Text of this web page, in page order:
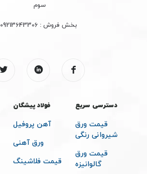
سوم
بخش فروش :09213643306
دسترسی سریع
قیمت ورق
شیروانی رنگی
قیمت ورق
گالوانیزه
فولاد پیشگان
آهن پروفیل
ورق آهنی
قیمت فلاشینگ